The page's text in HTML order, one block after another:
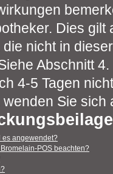
Dies gilt
nicht in
Abschnitt 4.
4-5 Tagen
Sie sich
es angewendet?
POS beachten?